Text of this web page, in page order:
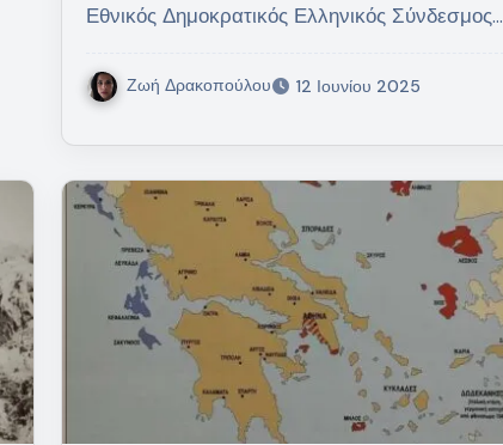
Εθνικός Δημοκρατικός Ελληνικός Σύνδεσμος…
Ζωή Δρακοπούλου 12 Ιουνίου 2025